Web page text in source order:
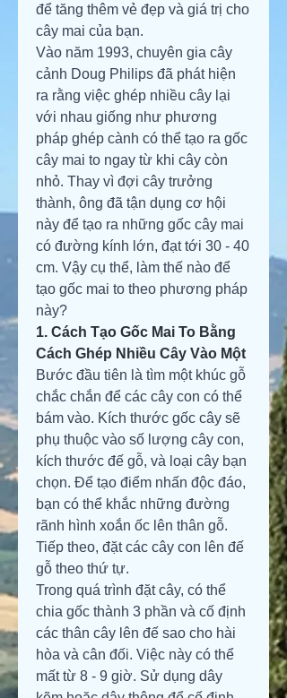
để tăng thêm vẻ đẹp và giá trị cho
cây mai của bạn.
Vào năm 1993, chuyên gia cây
cảnh Doug Philips đã phát hiện
ra rằng việc ghép nhiều cây lại
với nhau giống như phương
pháp ghép cành có thể tạo ra gốc
cây mai to ngay từ khi cây còn
nhỏ. Thay vì đợi cây trưởng
thành, ông đã tận dụng cơ hội
này để tạo ra những gốc cây mai
có đường kính lớn, đạt tới 30 - 40
cm. Vậy cụ thể, làm thế nào để
tạo gốc mai to theo phương pháp
này?
1. Cách Tạo Gốc Mai To Bằng
Cách Ghép Nhiều Cây Vào Một
Bước đầu tiên là tìm một khúc gỗ
chắc chắn để các cây con có thể
bám vào. Kích thước gốc cây sẽ
phụ thuộc vào số lượng cây con,
kích thước đế gỗ, và loại cây bạn
chọn. Để tạo điểm nhấn độc đáo,
bạn có thể khắc những đường
rãnh hình xoắn ốc lên thân gỗ.
Tiếp theo, đặt các cây con lên đế
gỗ theo thứ tự.
Trong quá trình đặt cây, có thể
chia gốc thành 3 phần và cố định
các thân cây lên đế sao cho hài
hòa và cân đối. Việc này có thể
mất từ 8 - 9 giờ. Sử dụng dây